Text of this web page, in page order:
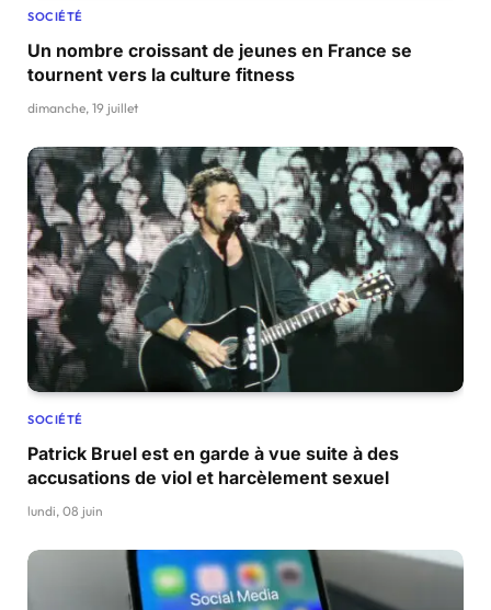
SOCIÉTÉ
Un nombre croissant de jeunes en France se
tournent vers la culture fitness
dimanche, 19 juillet
SOCIÉTÉ
Patrick Bruel est en garde à vue suite à des
accusations de viol et harcèlement sexuel
lundi, 08 juin